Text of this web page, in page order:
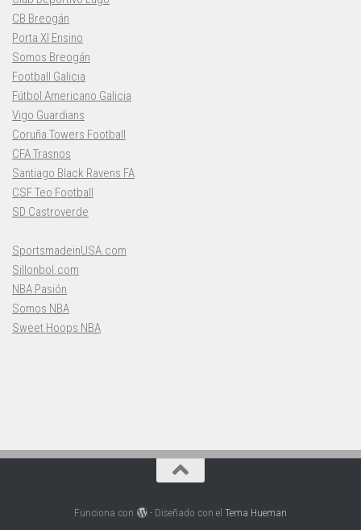
CB Breogán
Porta XI Ensino
Somos Breogán
Football Galicia
Fútbol Americano Galicia
Vigo Guardians
Coruña Towers Football
CFA Trasnos
Santiago Black Ravens FA
CSF Teo Football
SD Castroverde
SportsmadeinUSA.com
Sillonbol.com
NBA Pasión
Somos NBA
Sweet Hoops NBA
Funciona con - Diseñado con el Tema Hueman